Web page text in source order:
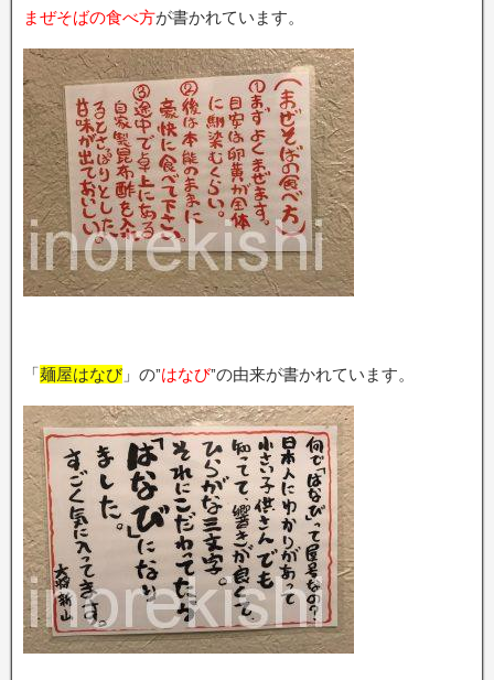
まぜそばの食べ方が書かれています。
「麺屋はなび 」の”はなび”の由来が書かれています。